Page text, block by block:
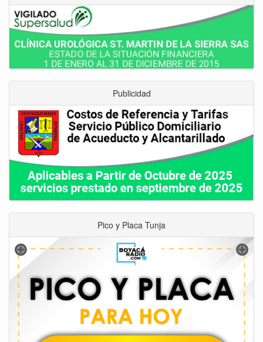
Publicidad
Pico y Placa Tunja